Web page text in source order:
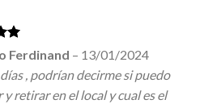
Ferdinand – 13/01/2024
, podrían decirme si puedo
y retirar en el local y cual es el